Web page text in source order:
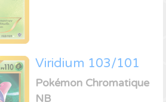
Viridium 103/101
Pokémon Chromatique
NB